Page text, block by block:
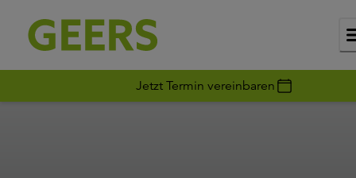
Jetzt Termin vereinbaren